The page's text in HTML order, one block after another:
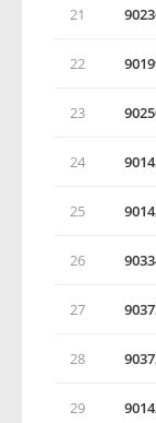
21
22
23
24
25
26
27
28
29